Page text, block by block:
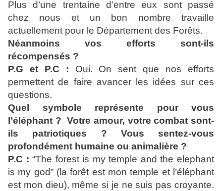
Plus d’une trentaine d’entre eux sont passé
chez nous et un bon nombre travaille
actuellement pour le Département des Forêts.
Néanmoins vos efforts sont-ils
récompensés ?
P.G et P.C : Oui. On sent que nos efforts
permettent de faire avancer les idées sur ces
questions.
Quel symbole représente pour vous
l’éléphant ? Votre amour, votre combat sont-
ils patriotiques ? Vous sentez-vous
profondément humaine ou animalière ?
P.C : “The forest is my temple and the elephant
is my god” (la forêt est mon temple et l’éléphant
est mon dieu), même si je ne suis pas croyante.